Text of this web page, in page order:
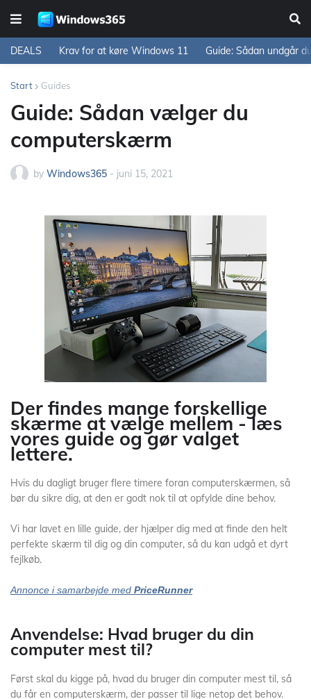
DEALS Krav for at køre Windows 11 Guide: Sådan undgår
Start Guides
Guide: Sådan vælger du
computerskærm
by Windows365 - juni 15, 2021
Der findes mange forskellige
skærme at vælge mellem - læs
vores guide og gør valget
lettere.
Hvis du dagligt bruger flere timere foran computerskærmen, så
bør du sikre dig, at den er godt nok til at opfylde dine behov.
Vi har lavet en lille guide, der hjælper dig med at finde den helt
perfekte skærm til dig og din computer, så du kan udgå et dyrt
fejlkøb.
Annonce i samarbejde med PriceRunner
Anvendelse: Hvad bruger du din
computer mest til?
Først skal du kigge på, hvad du bruger din computer mest til, så
du får en computerskærm, der passer til lige netop det behov.